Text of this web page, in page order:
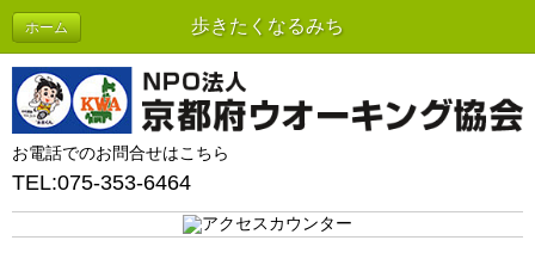
歩きたくなるみち
ホーム
お電話でのお問合せはこちら
TEL:075-353-6464